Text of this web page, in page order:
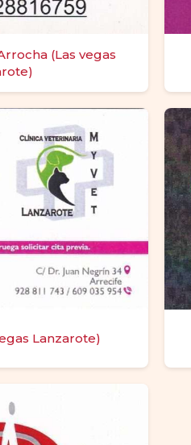
(Las vegas
Lanzarote)